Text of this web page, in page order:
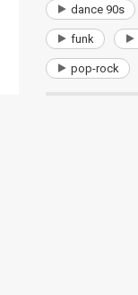
dance 90s
funk
pop-rock